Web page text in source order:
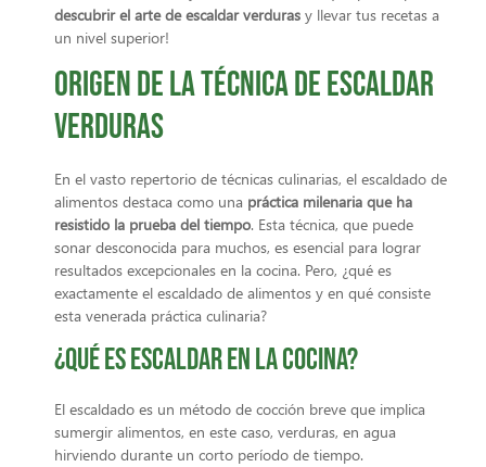
descubrir el arte de escaldar verduras y llevar tus recetas a
un nivel superior!
Origen de la técnica de escaldar
verduras
En el vasto repertorio de técnicas culinarias, el escaldado de
alimentos destaca como una práctica milenaria que ha
resistido la prueba del tiempo. Esta técnica, que puede
sonar desconocida para muchos, es esencial para lograr
resultados excepcionales en la cocina. Pero, ¿qué es
exactamente el escaldado de alimentos y en qué consiste
esta venerada práctica culinaria?
¿Qué es escaldar en la cocina?
El escaldado es un método de cocción breve que implica
sumergir alimentos, en este caso, verduras, en agua
hirviendo durante un corto período de tiempo.